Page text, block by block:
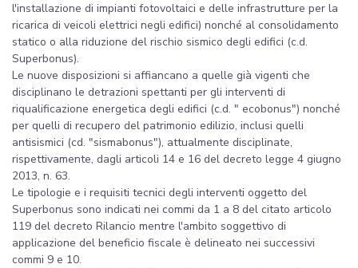
l'installazione di impianti fotovoltaici e delle infrastrutture per la
ricarica di veicoli elettrici negli edifici) nonché al consolidamento
statico o alla riduzione del rischio sismico degli edifici (c.d.
Superbonus).
Le nuove disposizioni si affiancano a quelle già vigenti che
disciplinano le detrazioni spettanti per gli interventi di
riqualificazione energetica degli edifici (c.d. " ecobonus") nonché
per quelli di recupero del patrimonio edilizio, inclusi quelli
antisismici (cd. "sismabonus"), attualmente disciplinate,
rispettivamente, dagli articoli 14 e 16 del decreto legge 4 giugno
2013, n. 63.
Le tipologie e i requisiti tecnici degli interventi oggetto del
Superbonus sono indicati nei commi da 1 a 8 del citato articolo
119 del decreto Rilancio mentre l'ambito soggettivo di
applicazione del beneficio fiscale è delineato nei successivi
commi 9 e 10.